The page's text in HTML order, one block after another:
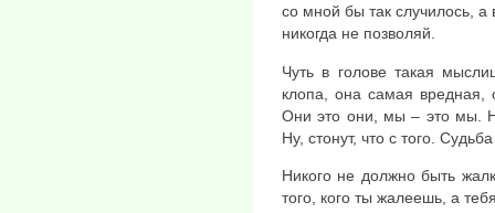
со мной бы так случилось,
никогда не позволяй.
Чуть в голове такая
клопа, она самая вредная,
Они это они, мы – это мы.
Ну, стонут, что с того.
Никого не должно быть
того, кого ты жалеешь, а